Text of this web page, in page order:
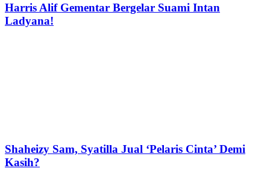
Harris Alif Gementar Bergelar Suami Intan
Ladyana!
Shaheizy Sam, Syatilla Jual ‘Pelaris Cinta’ Demi
Kasih?